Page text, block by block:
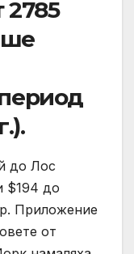
2785
до Лос
$194 до
Приложение
от